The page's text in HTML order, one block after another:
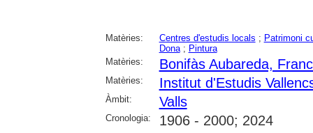
Matèries: Centres d'estudis locals ; Patrimoni
Dona; Pintura
Matèries:
Bonifàs Aubareda,
Matèries: Institut d'Estudis
Àmbit: Valls
Cronologia: 1906 - 2000; 2024